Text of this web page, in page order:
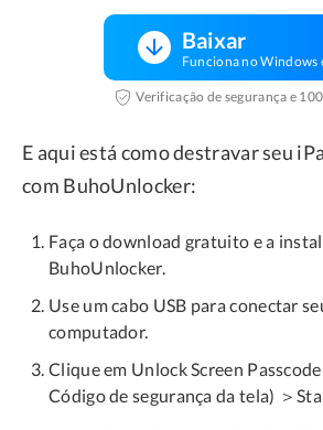
Baixar
Funciona no Windows
Verificação de segurança e
E aqui está como destravar seu
com BuhoUnlocker:
Faça o download gratuito e a
BuhoUnlocker.
Use um cabo USB para conectar
computador.
Clique em Unlock Screen
Código de segurança da tela) ＞